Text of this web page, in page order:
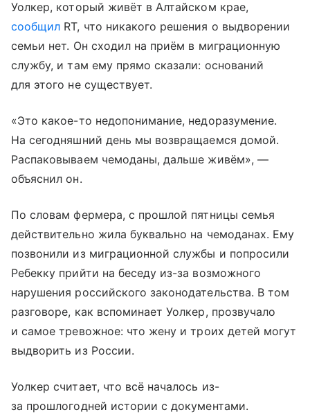
Уолкер, который живёт в Алтайском крае,
сообщил RT, что никакого решения о выдворении
семьи нет. Он сходил на приём в миграционную
службу, и там ему прямо сказали: оснований
для этого не существует.
«Это какое-то недопонимание, недоразумение.
На сегодняшний день мы возвращаемся домой.
Распаковываем чемоданы, дальше живём», —
объяснил он.
По словам фермера, с прошлой пятницы семья
действительно жила буквально на чемоданах. Ему
позвонили из миграционной службы и попросили
Ребекку прийти на беседу из-за возможного
нарушения российского законодательства. В том
разговоре, как вспоминает Уолкер, прозвучало
и самое тревожное: что жену и троих детей могут
выдворить из России.
Уолкер считает, что всё началось из-
за прошлогодней истории с документами.